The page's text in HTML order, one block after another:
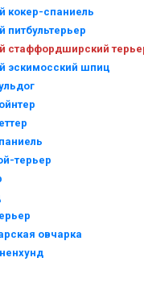
кокер-спаниель
питбультерьер
стаффордширский
эскимосский шпиц
терьер
овчарка